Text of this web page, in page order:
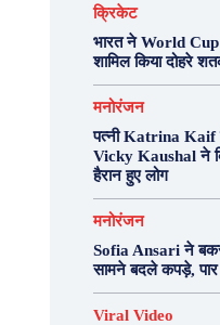
क्रिकेट
भारत ने World Cup
शामिल किया दोहरे
मनोरंजन
पत्नी Katrina Kaif
Vicky Kaushal ने
हैरान हुए लोग
मनोरंजन
Sofia Ansari ने
सामने बदले कपड़े, पार
Viral Video